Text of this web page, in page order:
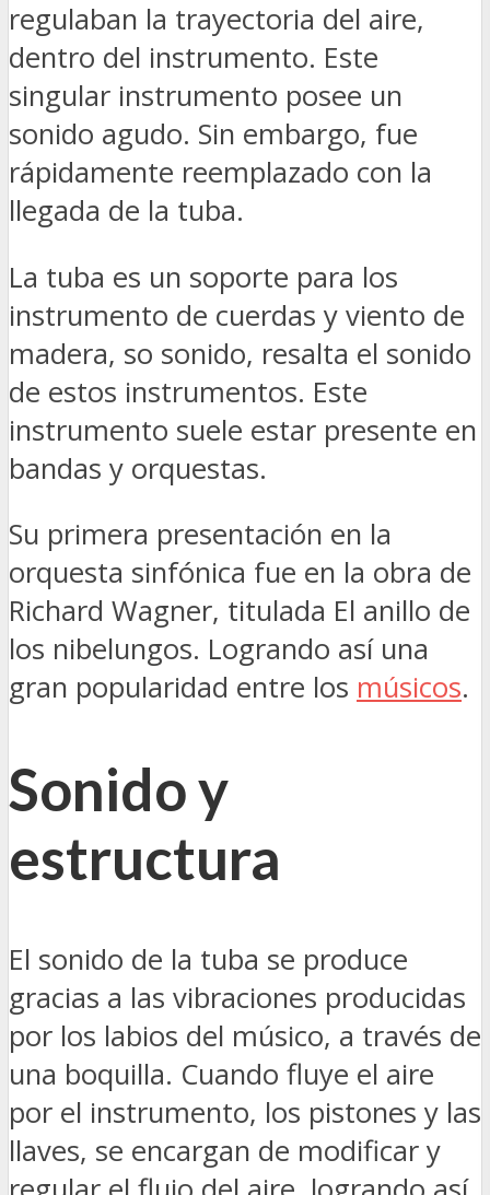
regulaban la trayectoria del aire,
dentro del instrumento. Este
singular instrumento posee un
sonido agudo. Sin embargo, fue
rápidamente reemplazado con la
llegada de la tuba.
La tuba es un soporte para los
instrumento de cuerdas y viento de
madera, so sonido, resalta el sonido
de estos instrumentos. Este
instrumento suele estar presente en
bandas y orquestas.
Su primera presentación en la
orquesta sinfónica fue en la obra de
Richard Wagner, titulada El anillo de
los nibelungos. Logrando así una
gran popularidad entre los músicos.
Sonido y
estructura
El sonido de la tuba se produce
gracias a las vibraciones producidas
por los labios del músico, a través de
una boquilla. Cuando fluye el aire
por el instrumento, los pistones y las
llaves, se encargan de modificar y